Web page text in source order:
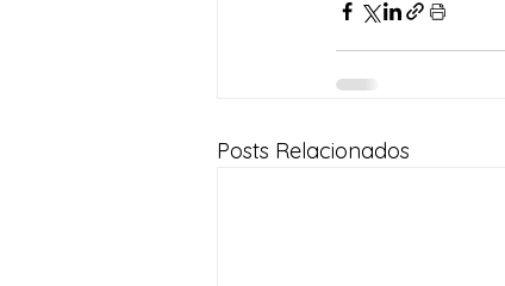
Posts Relacionados